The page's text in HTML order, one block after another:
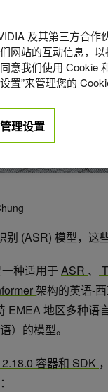
(ASR) 模型，这
种适用于 ASR 、
架构的英语-
EMEA 地区多种语
）的模型。
容器和 SDK
及其第三方合作
网站的互动信息，
意我们使用 Cookie
置”来管理您的
管理设置